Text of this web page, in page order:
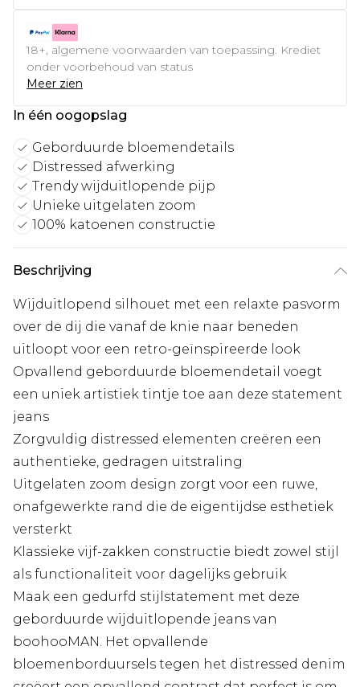
18+, algemene voorwaarden van toepassing. Krediet
onder voorbehoud van status
Meer zien
In één oogopslag
Geborduurde bloemendetails
Distressed afwerking
Trendy wijduitlopende pijp
Unieke uitgelaten zoom
100% katoenen constructie
Beschrijving
Wijduitlopend silhouet met een relaxte pasvorm
over de dij die vanaf de knie naar beneden
uitloopt voor een retro-geïnspireerde look
Opvallend geborduurde bloemendetail voegt
een uniek artistiek tintje toe aan deze statement
jeans
Zorgvuldig distressed elementen creëren een
authentieke, gedragen uitstraling
Uitgelaten zoom design zorgt voor een ruwe,
onafgewerkte rand die de eigentijdse esthetiek
versterkt
Klassieke vijf-zakken constructie biedt zowel stijl
als functionaliteit voor dagelijks gebruik
Maak een gedurfd stijlstatement met deze
geborduurde wijduitlopende jeans van
boohooMAN. Het opvallende
bloemenborduursels tegen het distressed denim